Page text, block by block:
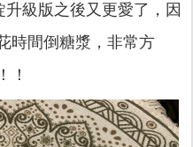
級版之後又更愛了，因
時間倒糖漿，非常方
！